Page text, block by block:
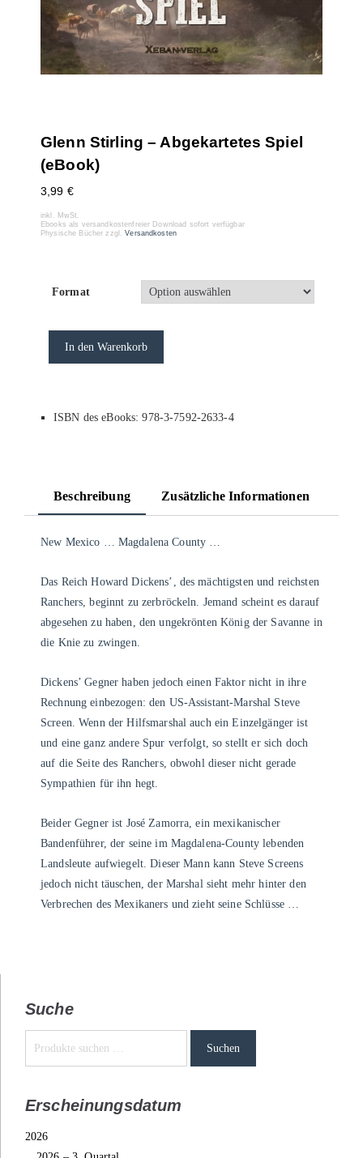
Glenn Stirling – Abgekartetes Spiel
(eBook)
3,99 €
inkl. MwSt.
Ebooks als versandkostenfreier Download sofort verfügbar
Physische Bücher zzgl.Versandkosten
Format
In den Warenkorb
ISBN des eBooks: 978-3-7592-2633-4
Beschreibung Zusätzliche Informationen
New Mexico … Magdalena County …
Das Reich Howard Dickens’, des mächtigsten und reichsten
Ranchers, beginnt zu zerbröckeln. Jemand scheint es darauf
abgesehen zu haben, den ungekrönten König der Savanne in
die Knie zu zwingen.
Dickens’ Gegner haben jedoch einen Faktor nicht in ihre
Rechnung einbezogen: den US-Assistant-Marshal Steve
Screen. Wenn der Hilfsmarshal auch ein Einzelgänger ist
und eine ganz andere Spur verfolgt, so stellt er sich doch
auf die Seite des Ranchers, obwohl dieser nicht gerade
Sympathien für ihn hegt.
Beider Gegner ist José Zamorra, ein mexikanischer
Bandenführer, der seine im Magdalena-County lebenden
Landsleute aufwiegelt. Dieser Mann kann Steve Screens
jedoch nicht täuschen, der Marshal sieht mehr hinter den
Verbrechen des Mexikaners und zieht seine Schlüsse …
Suche
Suchen
Erscheinungsdatum
2026